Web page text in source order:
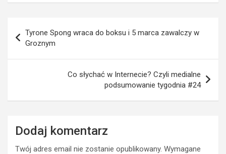
wpisu
Tyrone Spong wraca do boksu i 5 marca zawalczy w
Groznym
Co słychać w Internecie? Czyli medialne
podsumowanie tygodnia #24
Dodaj komentarz
Twój adres email nie zostanie opublikowany. Wymagane